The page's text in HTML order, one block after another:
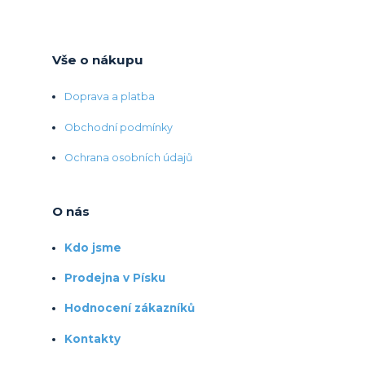
Vše o nákupu
Doprava a platba
Obchodní podmínky
Ochrana osobních údajů
O nás
Kdo jsme
Prodejna v Písku
Hodnocení zákazníků
Kontakty